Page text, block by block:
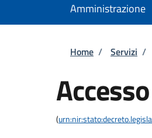
Amministrazione
Briciole
Home / Servizi /
(